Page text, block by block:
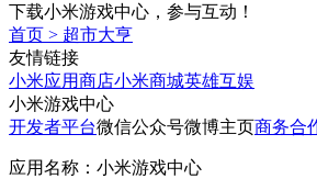
下载小米游戏中心，参与互动！
首页 > 超市大亨
友情链接
小米应用商店小米商城英雄互娱
小米游戏中心
开发者平台微信公众号微博主页商务合
应用名称：小米游戏中心